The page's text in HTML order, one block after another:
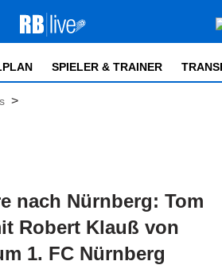
SPIELER & TRAINER
>
nach Nürnberg: Tom
Robert Klauß von
1. FC Nürnberg